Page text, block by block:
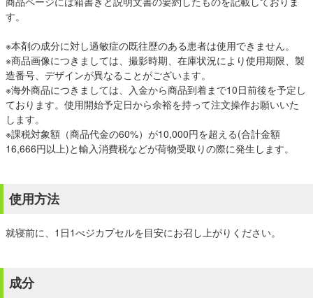
す。
※本剤の成分に対し過敏症の既往歴のある患者は使用できません。
※商品画像につきましては、撮影時期、在庫状況により使用期限、製
造番号、デザインが異なることがございます。
※海外商品につきましては、入金から商品到着まで10日前後を予定し
ております。使用開始予定日から余裕を持って注文操作お願いいた
します。
※課税対象額（商品代金の60%）が10,000円を超える(合計金額
16,666円以上)と輸入消費税などが荷物受取りの際に発生します。
使用方法
就寝前に、1日1べジカプセルを目安にお召し上がりください。
成分